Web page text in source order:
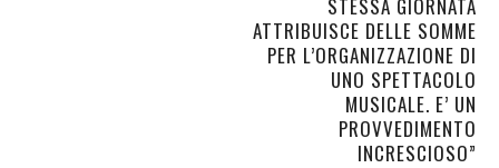
STESSA GIORNATA
ATTRIBUISCE DELLE SOMME
PER L’ORGANIZZAZIONE DI
UNO SPETTACOLO
MUSICALE. E’ UN
PROVVEDIMENTO
INCRESCIOSO”